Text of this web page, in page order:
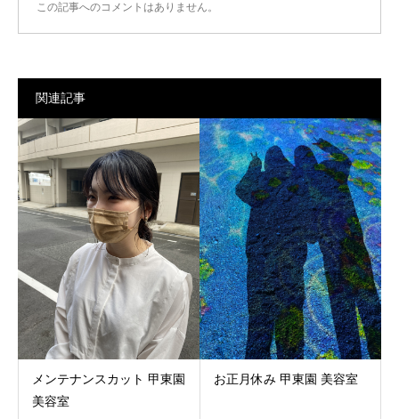
この記事へのコメントはありません。
関連記事
メンテナンスカット 甲東園
美容室
お正月休み 甲東園 美容室